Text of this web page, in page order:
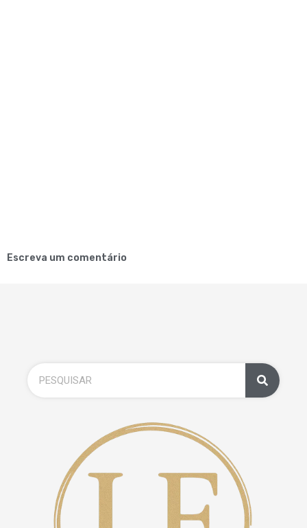
Escreva um comentário